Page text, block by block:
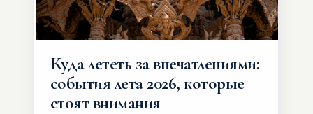
Куда лететь за впечатлениями:
события лета 2026, которые
стоят внимания